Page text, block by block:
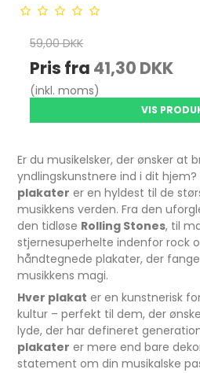
59,00 DKK
Pris fra 41,30 DKK
(inkl. moms)
VIS
Er du musikelsker, der ønsker at
yndlingskunstnere ind i dit hjem?
plakater er en hyldest til de
musikkens verden. Fra den
den tidløse Rolling Stones, til
stjernesuperhelte indenfor rock
håndtegnede plakater, der
musikkens magi.
Hver plakat er en kunstnerisk
kultur – perfekt til dem, der
lyde, der har defineret
plakater er mere end bare
statement om din musikalske